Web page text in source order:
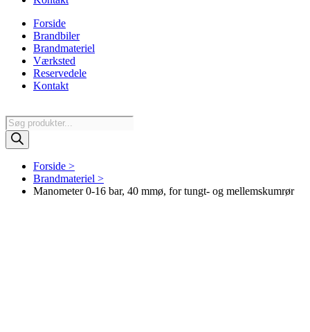
Forside
Brandbiler
Brandmateriel
Værksted
Reservedele
Kontakt
Products
search
Forside >
Brandmateriel >
Manometer 0-16 bar, 40 mmø, for tungt- og mellemskumrør